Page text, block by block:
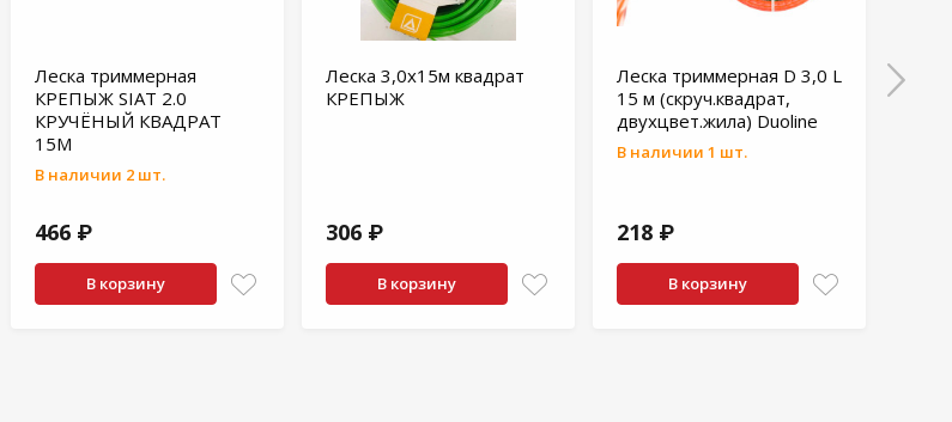
Леска триммерная
КРЕПЫЖ SIAT 2.0
КРУЧЁНЫЙ КВАДРАТ
15М
В наличии 2 шт.
466 ₽
В корзину
Леска 3,0х15м квадрат
КРЕПЫЖ
306 ₽
В корзину
Леска триммерная D 3,0 L
15 м (скруч.квадрат,
двухцвет.жила) Duoline
В наличии 1 шт.
218 ₽
В корзину